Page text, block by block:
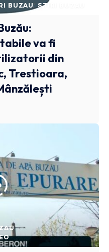
BUZAU STIRI BUZAU
va fi
din
Trestioara,